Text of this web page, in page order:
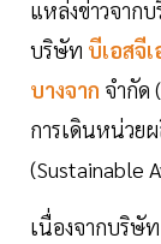
แหล่งข่าวจาก
บริษัท บีเอสจี
บางจาก จำกัด
การเดินหน่วย
(Sustainable
เนื่องจากบริษัท